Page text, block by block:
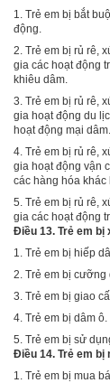
1. Trẻ em bị bắt
động.
2. Trẻ em bị rủ rê,
gia các hoạt động
khiêu dâm.
3. Trẻ em bị rủ rê,
gia hoạt động du
hoạt động mại dâm.
4. Trẻ em bị rủ rê,
gia hoạt động vận
các hàng hóa khác
5. Trẻ em bị rủ rê,
gia các hoạt động
Điều 13. Trẻ em bị
1. Trẻ em bị hiếp
2. Trẻ em bị cưỡng
3. Trẻ em bị giao
4. Trẻ em bị dâm ô.
5. Trẻ em bị sử
Điều 14. Trẻ em bị
1. Trẻ em bị mua